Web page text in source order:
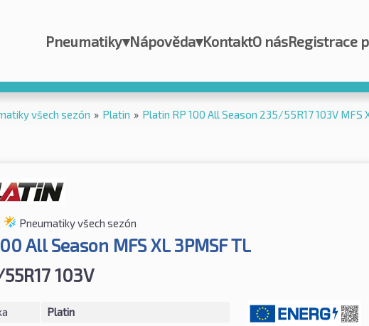
Pneumatiky▾Nápověda▾KontaktO násRegistrace
všech sezón » Platin » Platin RP 100 All Season 235/55R17 103V MFS
Pneumatiky všech sezón
All Season MFS XL 3PMSF TL
103V
Platin